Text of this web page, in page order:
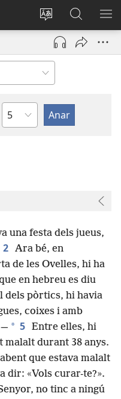
Canviar
l'idioma
Iniciar
sessió
una
Busca
a
JW.ORG
Capítol
una festa dels jueus,
2 Ara bé, en
de les Ovelles, hi ha
en hebreu es diu
dels pòrtics, hi havia
coixes i amb
* 5 Entre elles, hi
malalt durant 38 anys.
que estava malalt
dir: «Vols curar-te?».
no tinc a ningú